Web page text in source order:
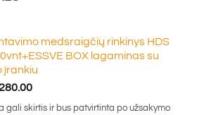
medsraigčių rinkinys HDS
BOX lagaminas su
įrankiu
Current
price
gali skirtis ir bus patvirtinta po užsakymo